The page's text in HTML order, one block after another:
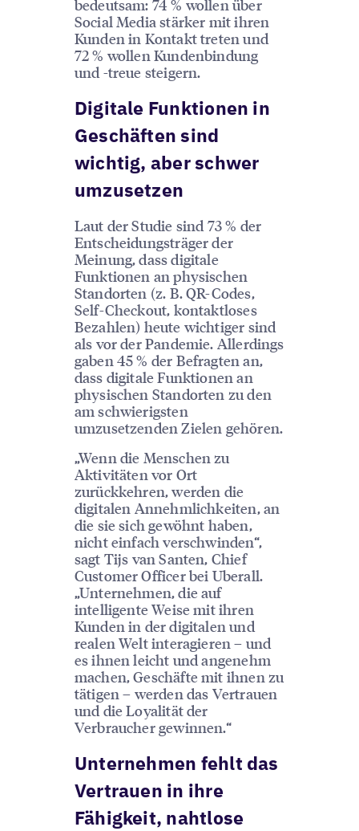
bedeutsam: 74 % wollen über
Social Media stärker mit ihren
Kunden in Kontakt treten und
72 % wollen Kundenbindung
und -treue steigern.
Digitale Funktionen in
Geschäften sind
wichtig, aber schwer
umzusetzen
Laut der Studie sind 73 % der
Entscheidungsträger der
Meinung, dass digitale
Funktionen an physischen
Standorten (z. B. QR-Codes,
Self-Checkout, kontaktloses
Bezahlen) heute wichtiger sind
als vor der Pandemie. Allerdings
gaben 45 % der Befragten an,
dass digitale Funktionen an
physischen Standorten zu den
am schwierigsten
umzusetzenden Zielen gehören.
„Wenn die Menschen zu
Aktivitäten vor Ort
zurückkehren, werden die
digitalen Annehmlichkeiten, an
die sie sich gewöhnt haben,
nicht einfach verschwinden“,
sagt Tijs van Santen, Chief
Customer Officer bei Uberall.
„Unternehmen, die auf
intelligente Weise mit ihren
Kunden in der digitalen und
realen Welt interagieren – und
es ihnen leicht und angenehm
machen, Geschäfte mit ihnen zu
tätigen – werden das Vertrauen
und die Loyalität der
Verbraucher gewinnen.“
Unternehmen fehlt das
Vertrauen in ihre
Fähigkeit, nahtlose